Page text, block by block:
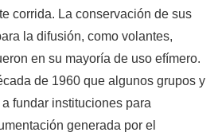
corrida. La conservación de sus
la difusión, como volantes,
en su mayoría de uso efímero.
de 1960 que algunos grupos y
fundar instituciones para
generada por el